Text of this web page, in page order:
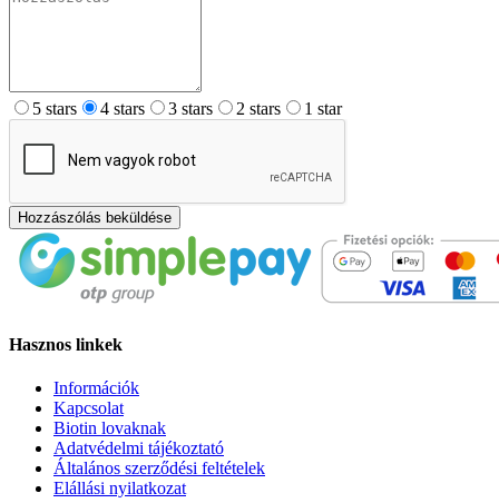
5 stars 4 stars 3 stars 2 stars 1 star
Hozzászólás beküldése
Hasznos linkek
Információk
Kapcsolat
Biotin lovaknak
Adatvédelmi tájékoztató
Általános szerződési feltételek
Elállási nyilatkozat